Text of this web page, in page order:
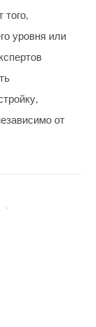
того,
уровня или
от